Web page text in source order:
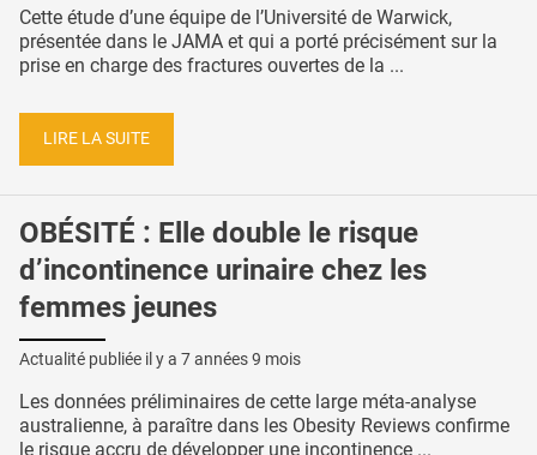
Cette étude d’une équipe de l’Université de Warwick,
présentée dans le JAMA et qui a porté précisément sur la
prise en charge des fractures ouvertes de la ...
LIRE LA SUITE
OBÉSITÉ : Elle double le risque
d’incontinence urinaire chez les
femmes jeunes
Actualité publiée il y a 7 années 9 mois
Les données préliminaires de cette large méta-analyse
australienne, à paraître dans les Obesity Reviews confirme
le risque accru de développer une incontinence ...